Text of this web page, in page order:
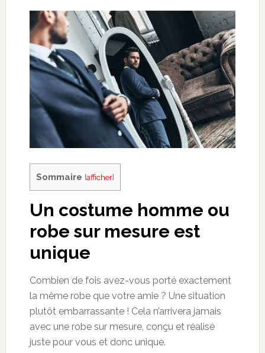
Sommaire [afficher]
Un costume homme ou
robe sur mesure est
unique
Combien de fois avez-vous porté exactement
la même robe que votre amie ? Une situation
plutôt embarrassante ! Cela n’arrivera jamais
avec une robe sur mesure, conçu et réalisé
juste pour vous et donc unique.